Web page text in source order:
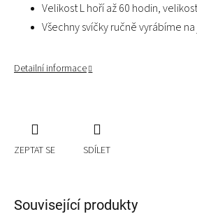
Velikost L hoří až 60 hodin,
Všechny svíčky ručně vyrábíme na
Detailní informace
ZEPTAT SE SDÍLET
Související produkty